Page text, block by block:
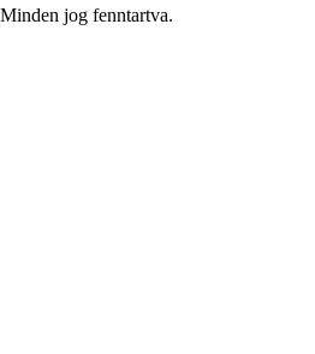
jog fenntartva.